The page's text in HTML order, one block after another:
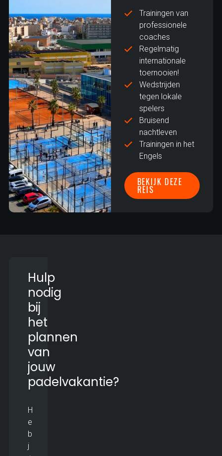
Trainingen van
professionele
coaches
Regelmatig
internationale
toernooien!
Wedstrijden
tegen lokale
spelers
Bruisend
nachtleven
Trainingen in het
Engels
BEKIJK DEZE
REIS
Hulp
nodig
bij
het
plannen
van
jouw
padelvakantie?
H
e
b
j